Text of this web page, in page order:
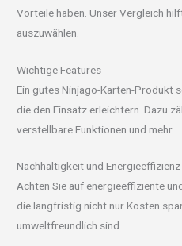
Vorteile haben. Unser Vergleich
auszuwählen.
Wichtige Features
Ein gutes Ninjago-Karten-Produkt
die den Einsatz erleichtern. Dazu
verstellbare Funktionen und mehr.
Nachhaltigkeit und Energieeffizienz
Achten Sie auf energieeffiziente
die langfristig nicht nur Kosten
umweltfreundlich sind.